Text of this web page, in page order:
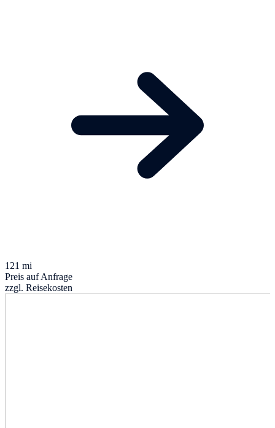
121 mi
Preis auf Anfrage
zzgl. Reisekosten